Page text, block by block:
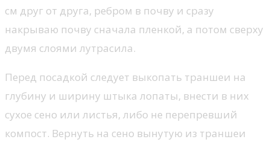
см друг от друга, ребром в почву и сразу
накрываю почву сначала пленкой, а потом сверху
двумя слоями лутрасила.
Перед посадкой следует выкопать траншеи на
глубину и ширину штыка лопаты, внести в них
сухое сено или листья, либо не перепревший
компост. Вернуть на сено вынутую из траншеи